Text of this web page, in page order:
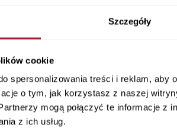
Szczegóły
cookie
spersonalizowania treści i reklam, aby
o tym, jak korzystasz z naszej
mogą połączyć te informacje z
z ich usług.
granatowa z kapturem 65463-
001 NAVY
Bluza